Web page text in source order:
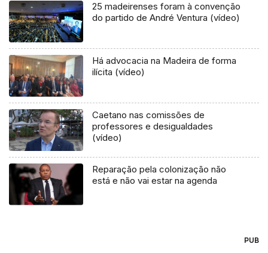
25 madeirenses foram à convenção
do partido de André Ventura (vídeo)
Há advocacia na Madeira de forma
ilícita (vídeo)
Caetano nas comissões de
professores e desigualdades
(vídeo)
Reparação pela colonização não
está e não vai estar na agenda
PUB